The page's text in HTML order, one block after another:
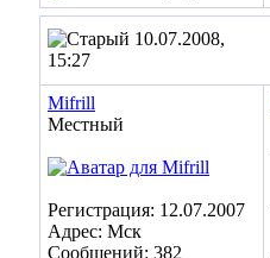
10.07.2008,
15:27
Mifrill
Местный
Регистрация: 12.07.2007
Адрес: Мск
Сообщений: 382